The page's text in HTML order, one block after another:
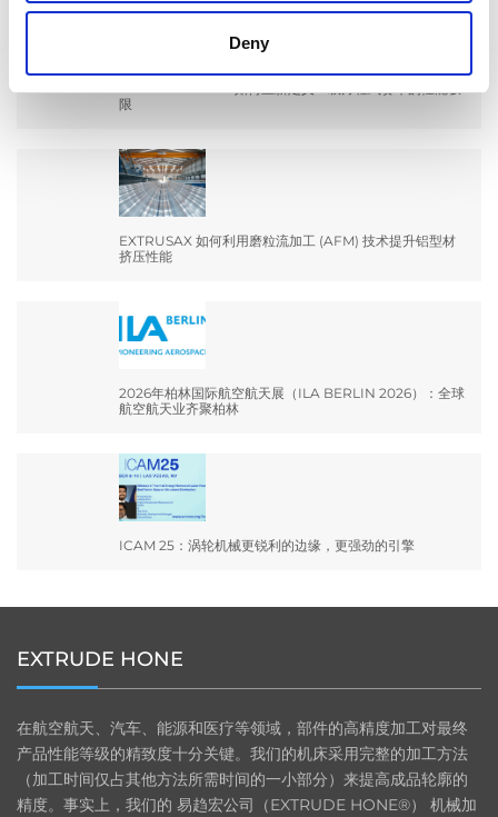
Deny
EXTRUDE HONE 如何重新定义一级方程式赛车的性能极
限
EXTRUSAX 如何利用磨粒流加工 (AFM) 技术提升铝型材
挤压性能
2026年柏林国际航空航天展（ILA BERLIN 2026）：全球
航空航天业齐聚柏林
ICAM 25：涡轮机械更锐利的边缘，更强劲的引擎
EXTRUDE HONE
在航空航天、汽车、能源和医疗等领域，部件的高精度加工对最终
产品性能等级的精致度十分关键。我们的机床采用完整的加工方法
（加工时间仅占其他方法所需时间的一小部分）来提高成品轮廓的
精度。事实上，我们的 易趋宏公司（EXTRUDE HONE®） 机械加